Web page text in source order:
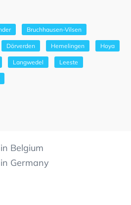
Bruchhausen-Vilsen
Dörverden Hemelingen Hoya
Langwedel Leeste
Belgium
Germany